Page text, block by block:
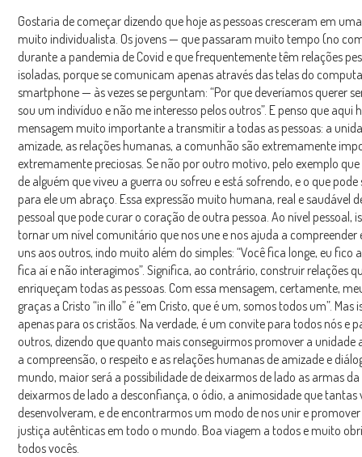
Gostaria de começar dizendo que hoje as pessoas cresceram em
muito individualista. Os jovens — que passaram muito tempo (no
durante a pandemia de Covid e que frequentemente têm relações
isoladas, porque se comunicam apenas através das telas do
smartphone — às vezes se perguntam: “Por que deveríamos querer
sou um indivíduo e não me interesso pelos outros”. E penso que aqui
mensagem muito importante a transmitir a todas as pessoas: a
amizade, as relações humanas, a comunhão são extremamente
extremamente preciosas. Se não por outro motivo, pelo exemplo
de alguém que viveu a guerra ou sofreu e está sofrendo, e o que
para ele um abraço. Essa expressão muito humana, real e saudável
pessoal que pode curar o coração de outra pessoa. Ao nível pessoal,
tornar um nível comunitário que nos une e nos ajuda a compreender
uns aos outros, indo muito além do simples: “Você fica longe, eu fico
fica aí e não interagimos”. Significa, ao contrário, construir relações
enriqueçam todas as pessoas. Com essa mensagem, certamente,
graças a Cristo “in illo” é “em Cristo, que é um, somos todos um”. Mas
apenas para os cristãos. Na verdade, é um convite para todos nós e
outros, dizendo que quanto mais conseguirmos promover a unidade
a compreensão, o respeito e as relações humanas de amizade e
mundo, maior será a possibilidade de deixarmos de lado as armas
deixarmos de lado a desconfiança, o ódio, a animosidade que tantas
desenvolveram, e de encontrarmos um modo de nos unir e promover
justiça autênticas em todo o mundo. Boa viagem a todos e muito
todos vocês.